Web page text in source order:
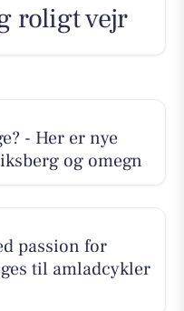
roligt vejr
- Her er nye
og omegn
passion for
til amladcykler